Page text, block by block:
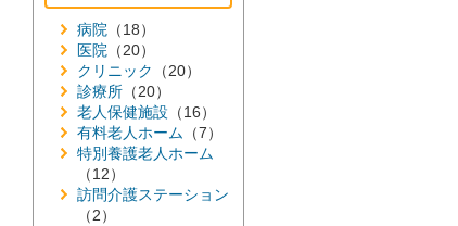
病院 （18）
医院 （20）
クリニック
（20）
診療所 （20）
老人保健施設 （16）
有料老人ホーム （7）
特別養護老人ホーム
（12）
訪問介護ステーション
（2）